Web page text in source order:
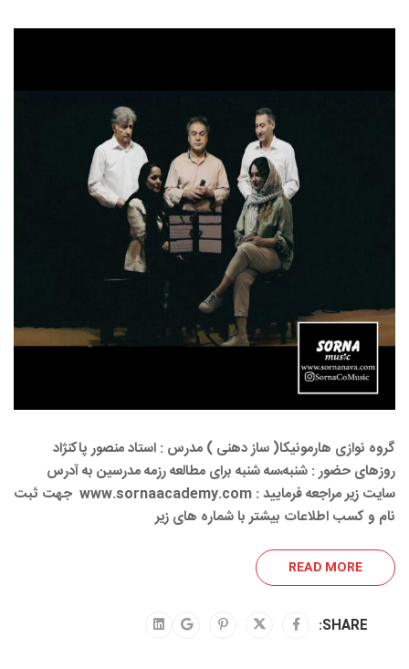
گروه نوازی هارمونیکا( ساز دهنی ) مدرس : استاد منصور پاکنژاد
روزهای حضور : شنبه،سه شنبه برای مطالعه رزمه مدرسین به آدرس
سایت زیر مراجعه فرمایید : www.sornaacademy.com ️ جهت ثبت
نام و کسب اطلاعات بیشتر با شماره های زیر
READ MORE
SHARE: